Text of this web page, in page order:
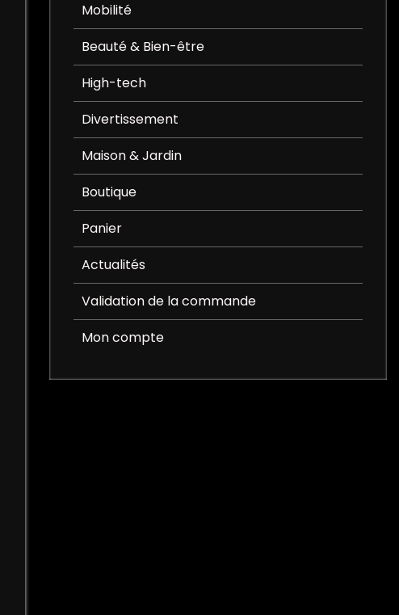
Mobilité
Beauté & Bien-être
High-tech
Divertissement
Maison & Jardin
Boutique
Panier
Actualités
Validation de la commande
Mon compte